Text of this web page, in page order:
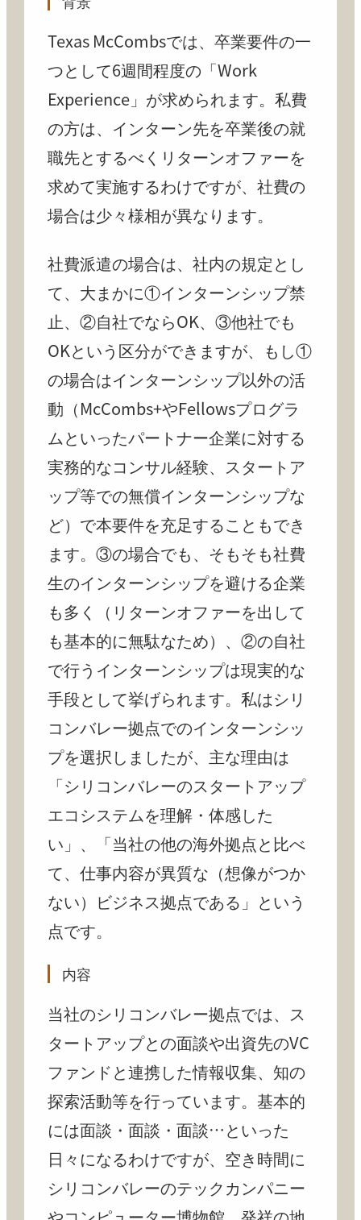
Texas McCombsでは、卒業要件の一
つとして6週間程度の「Work
Experience」が求められます。私費
の方は、インターン先を卒業後の就
職先とするべくリターンオファーを
求めて実施するわけですが、社費の
場合は少々様相が異なります。
社費派遣の場合は、社内の規定とし
て、大まかに①インターンシップ禁
止、②自社でならOK、③他社でも
OKという区分ができますが、もし①
の場合はインターンシップ以外の活
動（McCombs+やFellowsプログラ
ムといったパートナー企業に対する
実務的なコンサル経験、スタートア
ップ等での無償インターンシップな
ど）で本要件を充足することもでき
ます。③の場合でも、そもそも社費
生のインターンシップを避ける企業
も多く（リターンオファーを出して
も基本的に無駄なため）、②の自社
で行うインターンシップは現実的な
手段として挙げられます。私はシリ
コンバレー拠点でのインターンシッ
プを選択しましたが、主な理由は
「シリコンバレーのスタートアップ
エコシステムを理解・体感した
い」、「当社の他の海外拠点と比べ
て、仕事内容が異質な（想像がつか
ない）ビジネス拠点である」という
点です。
内容
当社のシリコンバレー拠点では、ス
タートアップとの面談や出資先のVC
ファンドと連携した情報収集、知の
探索活動等を行っています。基本的
には面談・面談・面談…といった
日々になるわけですが、空き時間に
シリコンバレーのテックカンパニー